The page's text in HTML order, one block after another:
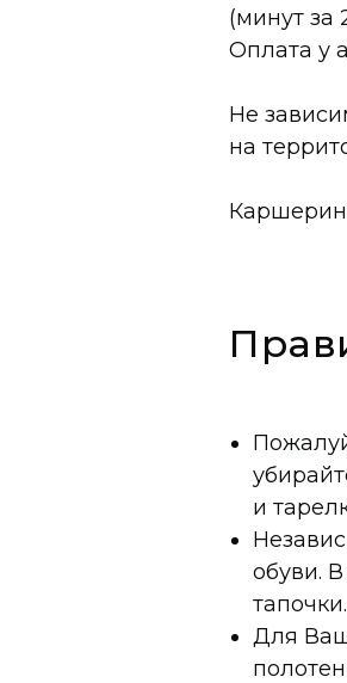
(минут за
Оплата у
Не
на
и
обуви.
тапочки.
Для